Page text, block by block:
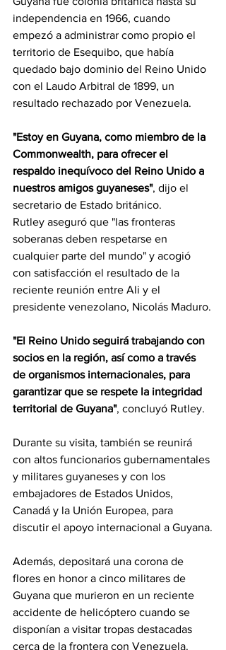
independencia en 1966, cuando
empezó a administrar como propio el
territorio de Esequibo, que había
quedado bajo dominio del Reino Unido
con el Laudo Arbitral de 1899, un
resultado rechazado por Venezuela.
"Estoy en Guyana, como miembro de la
Commonwealth, para ofrecer el
respaldo inequívoco del Reino Unido a
nuestros amigos guyaneses", dijo el
secretario de Estado británico.
Rutley aseguró que "las fronteras
soberanas deben respetarse en
cualquier parte del mundo" y acogió
con satisfacción el resultado de la
reciente reunión entre Ali y el
presidente venezolano, Nicolás Maduro.
"El Reino Unido seguirá trabajando con
socios en la región, así como a través
de organismos internacionales, para
garantizar que se respete la integridad
territorial de Guyana", concluyó Rutley.
Durante su visita, también se reunirá
con altos funcionarios gubernamentales
y militares guyaneses y con los
embajadores de Estados Unidos,
Canadá y la Unión Europea, para
discutir el apoyo internacional a Guyana.
Además, depositará una corona de
flores en honor a cinco militares de
Guyana que murieron en un reciente
accidente de helicóptero cuando se
disponían a visitar tropas destacadas
cerca de la frontera con Venezuela.